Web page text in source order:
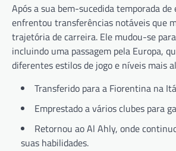
Após a sua bem-sucedida temporada de
enfrentou transferências notáveis que
trajetória de carreira. Ele mudou-se
incluindo uma passagem pela Europa,
diferentes estilos de jogo e níveis mais
Transferido para a Fiorentina na
Emprestado a vários clubes para
Retornou ao Al Ahly, onde
suas habilidades.